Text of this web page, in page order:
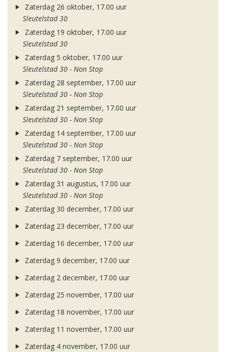
Zaterdag 26 oktober, 17.00 uur
Sleutelstad 30
Zaterdag 19 oktober, 17.00 uur
Sleutelstad 30
Zaterdag 5 oktober, 17.00 uur
Sleutelstad 30 - Non Stop
Zaterdag 28 september, 17.00 uur
Sleutelstad 30 - Non Stop
Zaterdag 21 september, 17.00 uur
Sleutelstad 30 - Non Stop
Zaterdag 14 september, 17.00 uur
Sleutelstad 30 - Non Stop
Zaterdag 7 september, 17.00 uur
Sleutelstad 30 - Non Stop
Zaterdag 31 augustus, 17.00 uur
Sleutelstad 30 - Non Stop
Zaterdag 30 december, 17.00 uur
Zaterdag 23 december, 17.00 uur
Zaterdag 16 december, 17.00 uur
Zaterdag 9 december, 17.00 uur
Zaterdag 2 december, 17.00 uur
Zaterdag 25 november, 17.00 uur
Zaterdag 18 november, 17.00 uur
Zaterdag 11 november, 17.00 uur
Zaterdag 4 november, 17.00 uur